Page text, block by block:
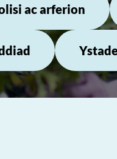
ac arferion